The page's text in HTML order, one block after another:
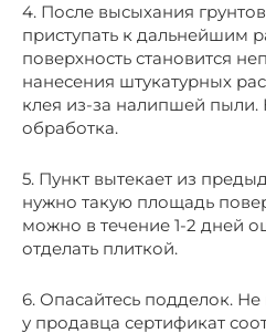
4. После высыхания
приступать к дальнейшим
поверхность становится
нанесения штукатурных
клея из-за налипшей пыли.
обработка.
5. Пункт вытекает из
нужно такую площадь
можно в течение 1-2 дней
отделать плиткой.
6. Опасайтесь подделок.
у продавца сертификат